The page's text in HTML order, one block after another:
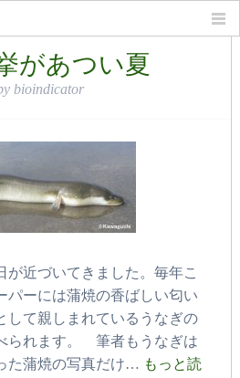
があつい夏
bioindicator
近づいてきました。毎年こ
パーには蒲焼の香ばしい匂い
して親しまれているうなぎの
られます。 筆者もうなぎは
た蒲焼の写真だけ… もっと読